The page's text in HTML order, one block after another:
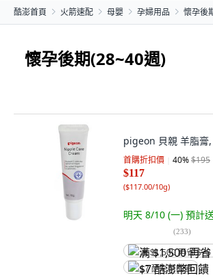
酷澎首頁 火箭速配 母嬰 孕婦用品 懷孕後
懷孕後期(28~40週)
pigeon 貝親 羊脂膏
首購折扣價 40%$195
$117
($117.00/10g)
明天 8/10 (一) 預計
(233)
满 $1,500 再省 $75
$7 酷澎幣回饋